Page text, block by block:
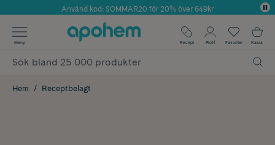
Årets Butik 2025 inom Skönhet
Använd kod: SOMMAR20 för 20% över 649kr
✓ Fri frakt
✓ Poäng på alla köp*
Meny Recept Profil Favoriter Kassa
Hem Receptbelagt